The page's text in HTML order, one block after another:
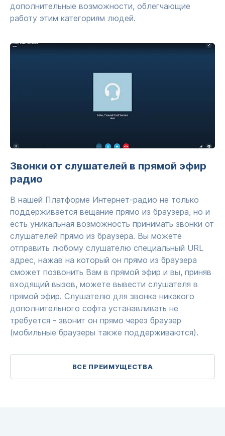
дополнительные возможности, облегчающие
работу этим категориям людей.
Звонки от слушателей в прямой эфир
радио
В нашей Платформе Интернет-радио не только
поддерживается вещание прямо из браузера, но и
есть уникальная возможность принимать звонки от
слушателей прямо из браузера. Вы можете
отправить любому слушателю специальный URL
адрес, нажав на который он прямо из браузера
сможет позвонить Вам в прямой эфир и вы, приняв
входящий вызов, можете вывести слушателя в
прямой эфир. Слушателю для звонка никакого
дополнительного софта устанавливать не
требуется - звонит он прямо через браузер
(мобильные браузеры также поддерживаются).
ВСЕ ПРЕИМУЩЕСТВА